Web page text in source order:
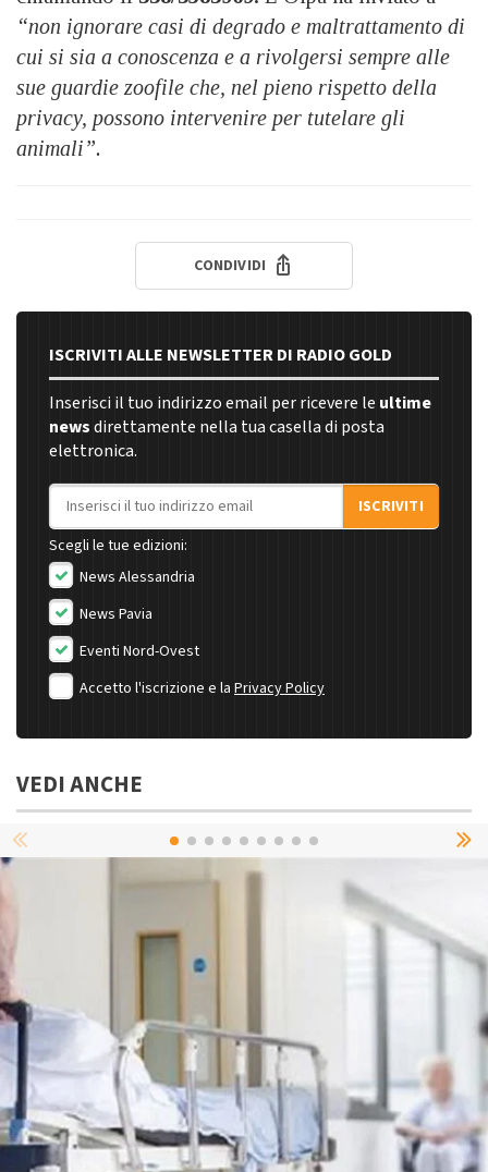
“non ignorare casi di degrado e maltrattamento di
cui si sia a conoscenza e a rivolgersi sempre alle
sue guardie zoofile che, nel pieno rispetto della
privacy, possono intervenire per tutelare gli
animali”.
CONDIVIDI
ISCRIVITI ALLE NEWSLETTER DI RADIO GOLD
Inserisci il tuo indirizzo email per ricevere le ultime
newsdirettamente nella tua casella di posta
elettronica.
Indirizzo email
ISCRIVITI
Scegli le tue edizioni:
News Alessandria
News Pavia
Eventi Nord-Ovest
Accetto l'iscrizione e la Privacy Policy
VEDI ANCHE